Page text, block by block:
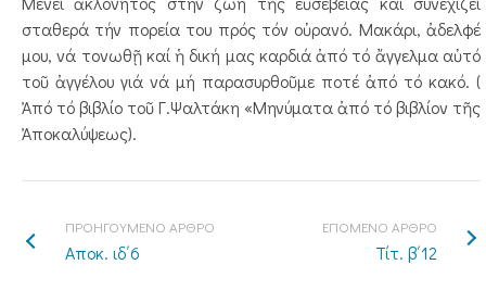
σταθερά τήν πορεία του πρός τόν οὐρανό. Μακάρι, ἀδελφέ
μου, νά τονωθῇ καί ἡ δική μας καρδιά ἀπό τό ἄγγελμα αὐτό
τοῦ ἀγγέλου γιά νά μή παρασυρθοῦμε ποτέ ἀπό τό κακό. (
Ἀπό τό βιβλίο τοῦ Γ.Ψαλτάκη «Μηνύματα ἀπό τό βιβλίον τῆς
Ἀποκαλύψεως).
ΠΡΟΗΓΟΥΜΕΝΟ ΑΡΘΡΟ
Αποκ. ιδ΄6
ΕΠΟΜΕΝΟ ΑΡΘΡΟ
Τίτ. β΄12